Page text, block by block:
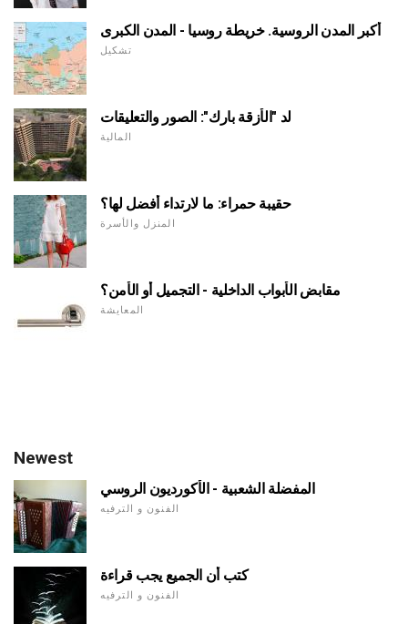
أكبر المدن الروسية. خريطة روسيا - المدن الكبرى
تشكيل
لد "الأزقة بارك": الصور والتعليقات
المالية
حقيبة حمراء: ما لارتداء أفضل لها؟
المنزل والأسرة
مقابض الأبواب الداخلية - التجميل أو الأمن؟
المعايشة
Newest
المفضلة الشعبية - الأكورديون الروسي
الفنون و الترفيه
كتب أن الجميع يجب قراءة
الفنون و الترفيه